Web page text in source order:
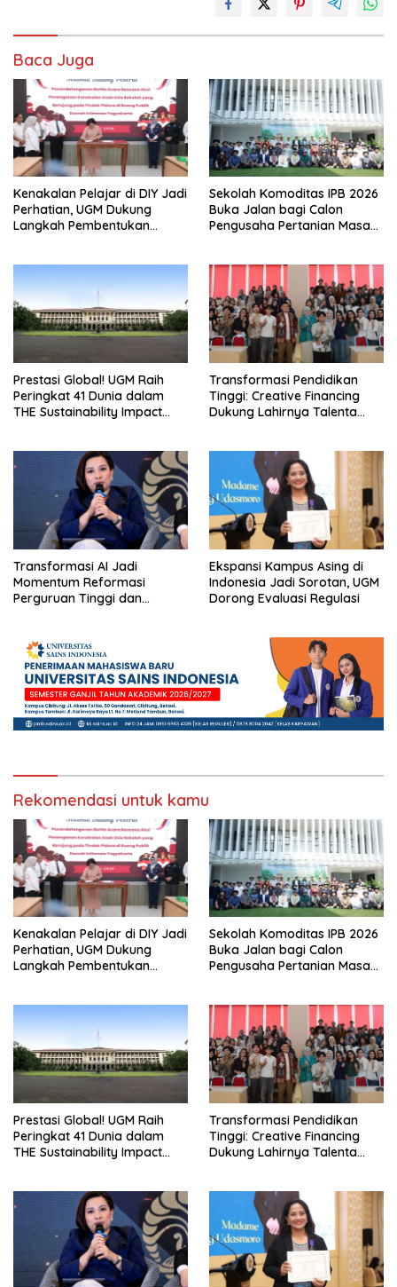
Baca Juga
Kenakalan Pelajar di DIY Jadi
Perhatian, UGM Dukung
Langkah Pembentukan
Sekolah Komoditas IPB 2026
Buka Jalan bagi Calon
Pengusaha Pertanian Masa
Prestasi Global! UGM Raih
Peringkat 41 Dunia dalam
THE Sustainability Impact
Transformasi Pendidikan
Tinggi: Creative Financing
Dukung Lahirnya Talenta
Transformasi AI Jadi
Momentum Reformasi
Perguruan Tinggi dan
Ekspansi Kampus Asing di
Indonesia Jadi Sorotan, UGM
Dorong Evaluasi Regulasi
Rekomendasi untuk kamu
Kenakalan Pelajar di DIY Jadi
Perhatian, UGM Dukung
Langkah Pembentukan
Sekolah Komoditas IPB 2026
Buka Jalan bagi Calon
Pengusaha Pertanian Masa
Prestasi Global! UGM Raih
Peringkat 41 Dunia dalam
THE Sustainability Impact
Transformasi Pendidikan
Tinggi: Creative Financing
Dukung Lahirnya Talenta